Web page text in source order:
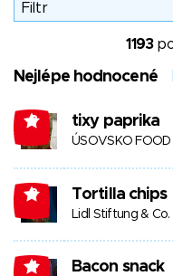
1193
Nejlépe hodnocené
-3 tixy paprika
ÚSOVSKO FOOD
-3 Tortilla chips
Lidl Stiftung & Co.
-4 Bacon snack